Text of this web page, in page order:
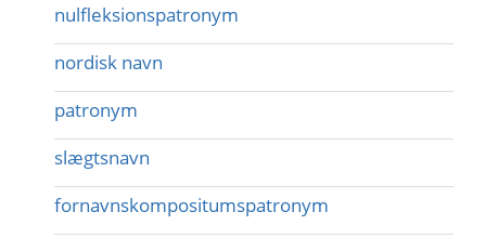
nulfleksionspatronym
nordisk navn
patronym
slægtsnavn
fornavnskompositumspatronym